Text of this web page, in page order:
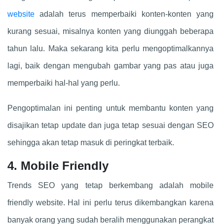
websiteadalah terus memperbaiki konten-konten yang
kurang sesuai, misalnya konten yang diunggah beberapa
tahun lalu. Maka sekarang kita perlu mengoptimalkannya
lagi, baik dengan mengubah gambar yang pas atau juga
memperbaiki hal-hal yang perlu.
Pengoptimalan ini penting untuk membantu konten yang
disajikan tetap update dan juga tetap sesuai dengan SEO
sehingga akan tetap masuk di peringkat terbaik.
4. Mobile Friendly
Trends SEO yang tetap berkembang adalah mobile
friendly website. Hal ini perlu terus dikembangkan karena
banyak orang yang sudah beralih menggunakan perangkat